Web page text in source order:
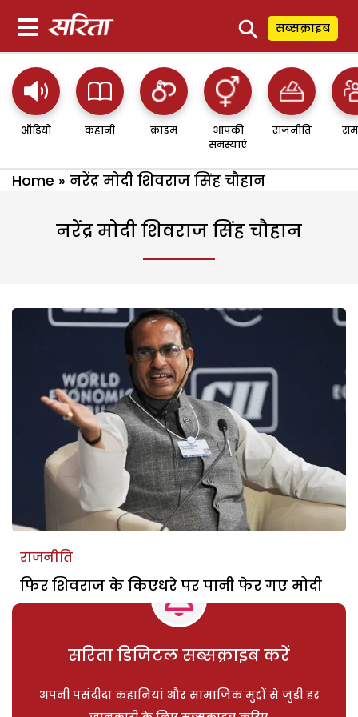
⚲ सब्सक्राइब
ऑडियो कहानी क्राइम
आपकी
समस्याएं
राजनीति
Home » नरेंद्र मोदी शिवराज सिंह चौहान
नरेंद्र मोदी शिवराज सिंह चौहान
राजनीति
फिर शिवराज के किएधरे पर पानी फेर गए मोदी
सरिता डिजिटल सब्सक्राइब करें
अपनी पसंदीदा कहानियां और सामाजिक मुद्दों से जुड़ी हर